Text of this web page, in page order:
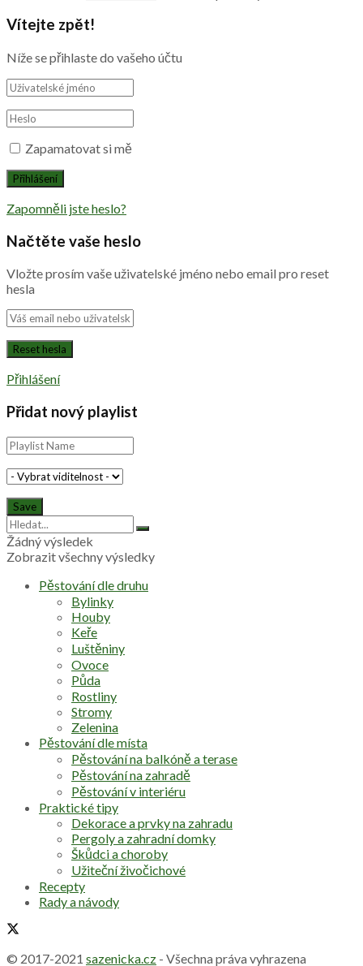
Vítejte zpět!
Níže se přihlaste do vašeho účtu
Zapamatovat si mě
Zapomněli jste heslo?
Načtěte vaše heslo
Vložte prosím vaše uživatelské jméno nebo email pro reset
hesla
Přihlášení
Přidat nový playlist
Žádný výsledek
Zobrazit všechny výsledky
Pěstování dle druhu
Bylinky
Houby
Keře
Luštěniny
Ovoce
Půda
Rostliny
Stromy
Zelenina
Pěstování dle místa
Pěstování na balkóně a terase
Pěstování na zahradě
Pěstování v interiéru
Praktické tipy
Dekorace a prvky na zahradu
Pergoly a zahradní domky
Škůdci a choroby
Užiteční živočichové
Recepty
Rady a návody
© 2017-2021 sazenicka.cz - Všechna práva vyhrazena